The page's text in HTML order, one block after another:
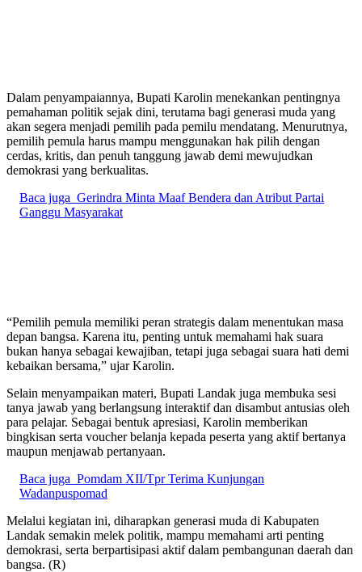
Dalam penyampaiannya, Bupati Karolin menekankan pentingnya
pemahaman politik sejak dini, terutama bagi generasi muda yang
akan segera menjadi pemilih pada pemilu mendatang. Menurutnya,
pemilih pemula harus mampu menggunakan hak pilih dengan
cerdas, kritis, dan penuh tanggung jawab demi mewujudkan
demokrasi yang berkualitas.
Baca juga Gerindra Minta Maaf Bendera dan Atribut Partai
Ganggu Masyarakat
“Pemilih pemula memiliki peran strategis dalam menentukan masa
depan bangsa. Karena itu, penting untuk memahami hak suara
bukan hanya sebagai kewajiban, tetapi juga sebagai suara hati demi
kebaikan bersama,” ujar Karolin.
Selain menyampaikan materi, Bupati Landak juga membuka sesi
tanya jawab yang berlangsung interaktif dan disambut antusias oleh
para pelajar. Sebagai bentuk apresiasi, Karolin memberikan
bingkisan serta voucher belanja kepada peserta yang aktif bertanya
maupun menjawab pertanyaan.
Baca juga Pomdam XII/Tpr Terima Kunjungan
Wadanpuspomad
Melalui kegiatan ini, diharapkan generasi muda di Kabupaten
Landak semakin melek politik, mampu memahami arti penting
demokrasi, serta berpartisipasi aktif dalam pembangunan daerah dan
bangsa. (R)